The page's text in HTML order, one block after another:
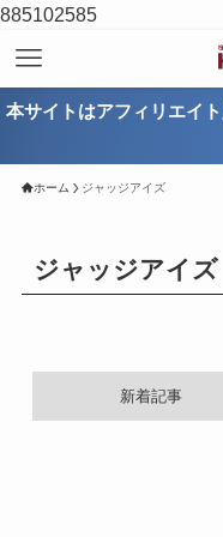
885102585
本サイトはアフィリエイ
ホーム ジャッジアイズ
ジャッジアイズ
新着記事